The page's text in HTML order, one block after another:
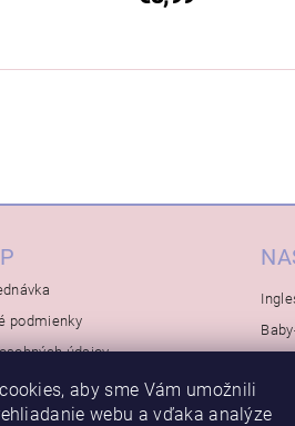
podmienky
údajov
aby sme Vám umožnili
webu a vďaka analýze